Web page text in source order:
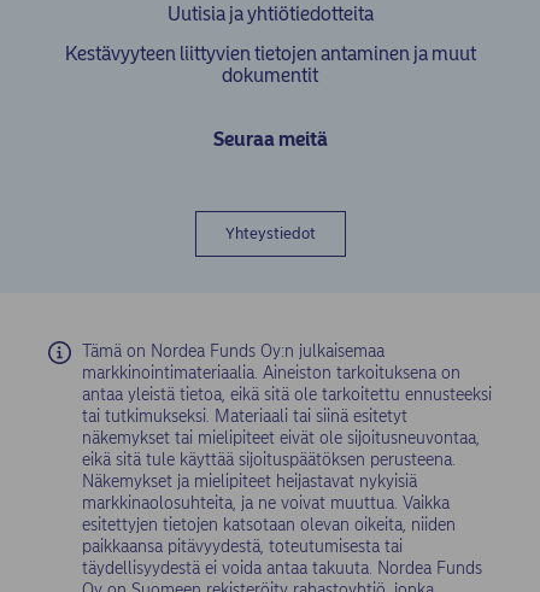
Uutisia ja yhtiötiedotteita
Kestävyyteen liittyvien tietojen antaminen ja muut
dokumentit
Seuraa meitä
Yhteystiedot
Tämä on Nordea Funds Oy:n julkaisemaa
markkinointimateriaalia. Aineiston tarkoituksena on
antaa yleistä tietoa, eikä sitä ole tarkoitettu ennusteeksi
tai tutkimukseksi. Materiaali tai siinä esitetyt
näkemykset tai mielipiteet eivät ole sijoitusneuvontaa,
eikä sitä tule käyttää sijoituspäätöksen perusteena.
Näkemykset ja mielipiteet heijastavat nykyisiä
markkinaolosuhteita, ja ne voivat muuttua. Vaikka
esitettyjen tietojen katsotaan olevan oikeita, niiden
paikkaansa pitävyydestä, toteutumisesta tai
täydellisyydestä ei voida antaa takuuta. Nordea Funds